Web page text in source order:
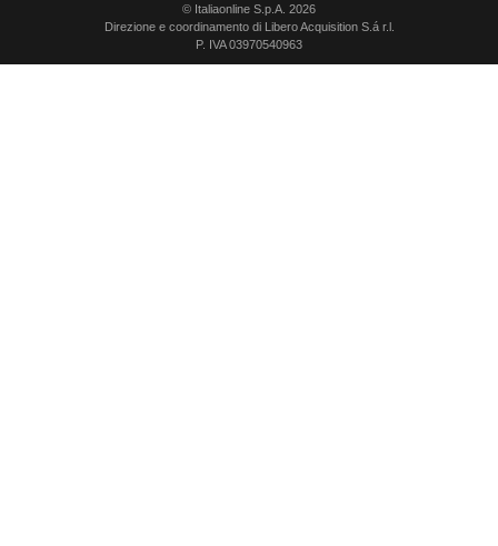
© Italiaonline S.p.A. 2026
Direzione e coordinamento di Libero Acquisition S.á r.l.
P. IVA 03970540963